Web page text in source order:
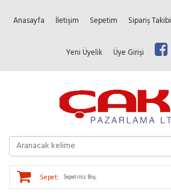
Anasayfa İletişim Sepetim Sipariş Takibi
Yeni Üyelik Üye Girişi
Sepet: Sepetiniz Boş.